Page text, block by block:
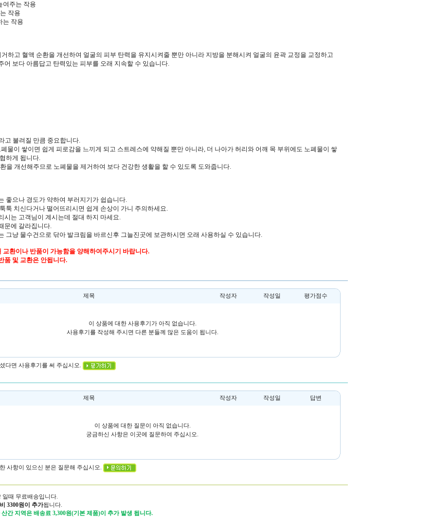
여주는 작용
작용
는 작용
하고 혈액 순환을 개선하여 얼굴의 피부 탄력을 유지시켜줄 뿐만 아니라 지방을 분해시켜 얼굴의 윤곽 교정을 교정하고
어 보다 아름답고 탄력있는 피부를 오래 지속할 수 있습니다.
고 불려질 만큼 중요합니다.
물이 쌓이면 쉽게 피로감을 느끼게 되고 스트레스에 약해질 뿐만 아니라, 더 나아가 허리와 어깨 목 부위에도 노폐물이 쌓
하게 됩니다.
을 개선해주므로 노폐물을 제거하여 보다 건강한 생활을 할 수 있도록 도와줍니다.
좋으나 경도가 약하여 부러지기가 쉽습니다.
툭 치신다거나 떨어뜨리시면 쉽게 손상이 가니 주의하세요.
시는 고객님이 계시는데 절대 하지 마세요.
문에 갈라집니다.
그냥 물수건으로 닦아 발크림을 바르신후 그늘진곳에 보관하시면 오래 사용하실 수 있습니다.
교환이나 반품이 가능함을 양해하여주시기 바랍니다.
품 및 교환은 안됩니다.
제목 작성자 작성일 평가점수
이 상품에 대한 사용후기가 아직 없습니다.
사용후기를 작성해 주시면 다른 분들께 많은 도움이 됩니다.
다면 사용후기를 써 주십시오.
제목 작성자 작성일 답변
이 상품에 대한 질문이 아직 없습니다.
궁금하신 사항은 이곳에 질문하여 주십시오.
사항이 있으신 분은 질문해 주십시오.
일때 무료배송입니다.
3300원이 추가됩니다.
간 지역은 배송료 3,300원(기본 제품)이 추가 발생 됩니다.